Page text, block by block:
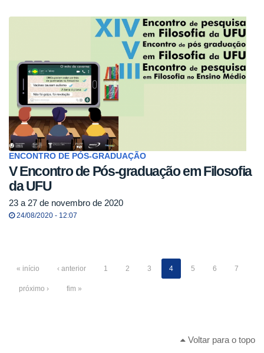
ENCONTRO DE PÓS-GRADUAÇÃO
V Encontro de Pós-graduação em Filosofia
da UFU
23 a 27 de novembro de 2020
24/08/2020 - 12:07
« início ‹ anterior 1 2 3 4 5 6 7
próximo › fim »
Voltar para o topo